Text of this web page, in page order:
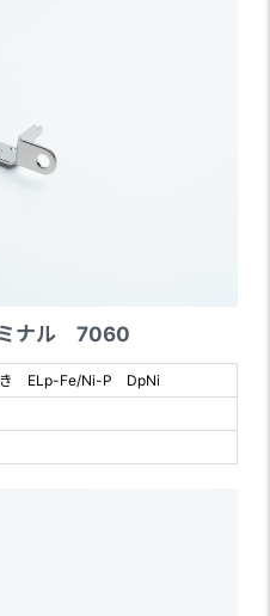
ミナル 7060
き ELp-Fe/Ni-P DpNi